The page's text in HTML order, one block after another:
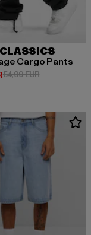
Cargo Pants
Preis: 39,04 EUR
54,99 EURAktionspreis: